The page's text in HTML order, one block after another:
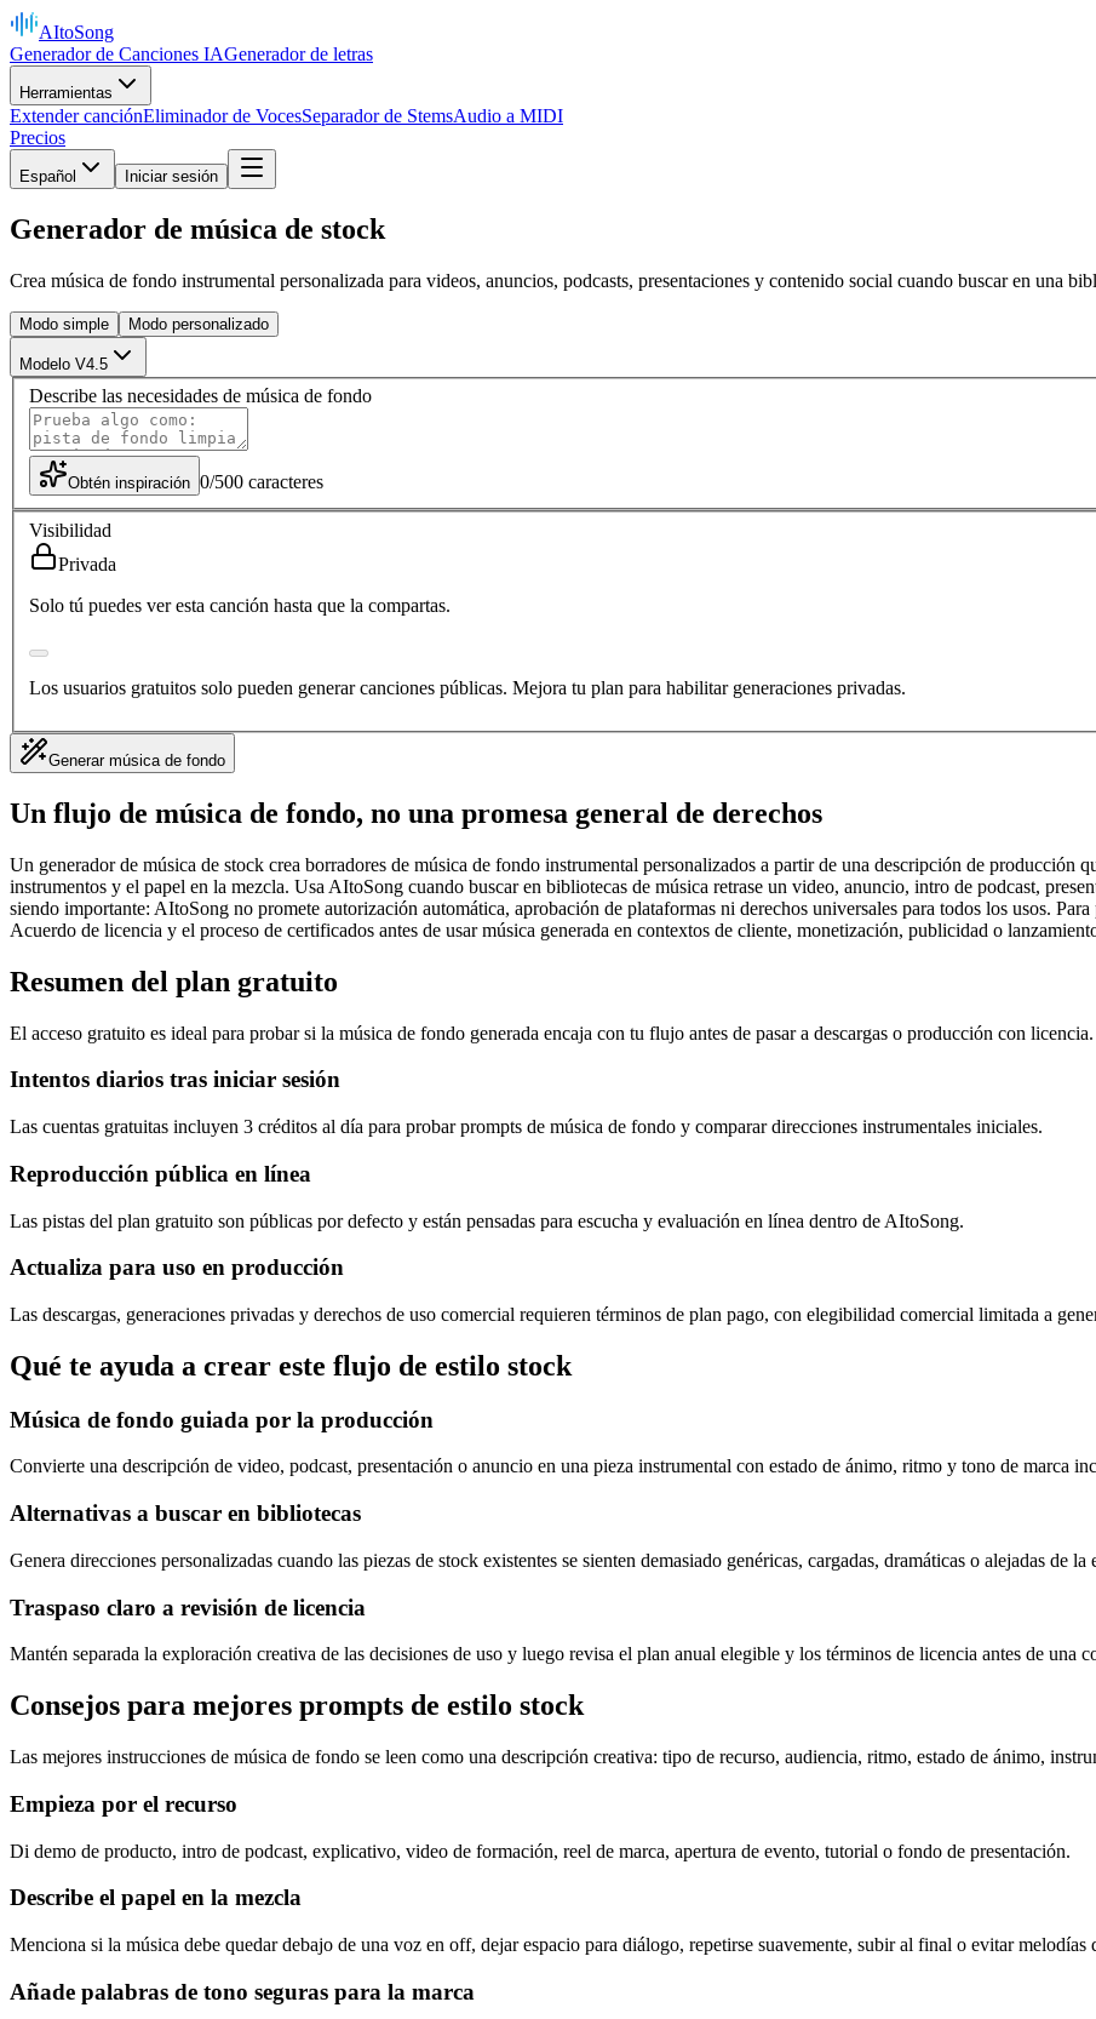
AItoSong
Generador de Canciones IAGenerador de letras
Herramientas
Extender canciónEliminador de VocesSeparador de StemsAudio a MIDI
Precios
Español Iniciar sesión
Generador de música de stock
Crea música de fondo instrumental personalizada para videos, anuncios, podcasts, presentaciones y contenido social cuando buscar en una
Modo simple Modo personalizado
Modelo V4.5
Describe las necesidades de música de fondo
Obtén inspiración 0/500 caracteres
Visibilidad
Privada
Solo tú puedes ver esta canción hasta que la compartas.
Los usuarios gratuitos solo pueden generar canciones públicas. Mejora tu plan para habilitar generaciones privadas.
Generar música de fondo
Un flujo de música de fondo, no una promesa general de derechos
Un generador de música de stock crea borradores de música de fondo instrumental personalizados a partir de una descripción de producción
instrumentos y el papel en la mezcla. Usa AItoSong cuando buscar en bibliotecas de música retrase un video, anuncio, intro de podcast,
siendo importante: AItoSong no promete autorización automática, aprobación de plataformas ni derechos universales para todos los usos.
Acuerdo de licencia y el proceso de certificados antes de usar música generada en contextos de cliente, monetización, publicidad o
Resumen del plan gratuito
El acceso gratuito es ideal para probar si la música de fondo generada encaja con tu flujo antes de pasar a descargas o producción con licencia.
Intentos diarios tras iniciar sesión
Las cuentas gratuitas incluyen 3 créditos al día para probar prompts de música de fondo y comparar direcciones instrumentales iniciales.
Reproducción pública en línea
Las pistas del plan gratuito son públicas por defecto y están pensadas para escucha y evaluación en línea dentro de AItoSong.
Actualiza para uso en producción
Las descargas, generaciones privadas y derechos de uso comercial requieren términos de plan pago, con elegibilidad comercial limitada a
Qué te ayuda a crear este flujo de estilo stock
Música de fondo guiada por la producción
Convierte una descripción de video, podcast, presentación o anuncio en una pieza instrumental con estado de ánimo, ritmo y tono de marca
Alternativas a buscar en bibliotecas
Genera direcciones personalizadas cuando las piezas de stock existentes se sienten demasiado genéricas, cargadas, dramáticas o alejadas de la
Traspaso claro a revisión de licencia
Mantén separada la exploración creativa de las decisiones de uso y luego revisa el plan anual elegible y los términos de licencia antes de una
Consejos para mejores prompts de estilo stock
Las mejores instrucciones de música de fondo se leen como una descripción creativa: tipo de recurso, audiencia, ritmo, estado de ánimo,
Empieza por el recurso
Di demo de producto, intro de podcast, explicativo, video de formación, reel de marca, apertura de evento, tutorial o fondo de presentación.
Describe el papel en la mezcla
Menciona si la música debe quedar debajo de una voz en off, dejar espacio para diálogo, repetirse suavemente, subir al final o evitar melodías
Añade palabras de tono seguras para la marca